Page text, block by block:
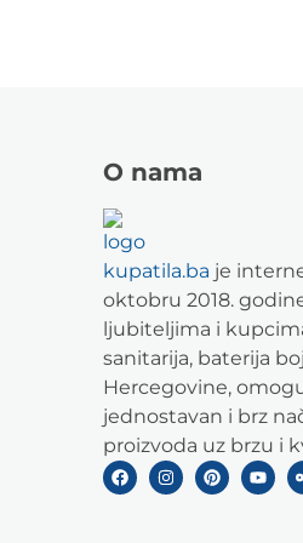
O nama
kupatila.ba je
oktobru 2018.
ljubiteljima i
sanitarija, baterija
Hercegovine,
jednostavan i brz
proizvoda uz brzu i